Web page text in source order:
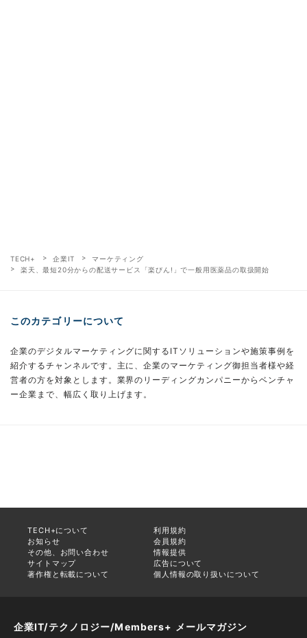
TECH+ 企業IT
マーケティング
楽天、最短20分からの配送サービス「楽びん!」で一般用医薬品の取扱開始
このカテゴリーについて
企業のデジタルマーケティングに関するITソリューションや施策事例を
紹介するチャンネルです。主に、企業のマーケティング御担当者様や経
営者の方を対象とします。業界のリーディングカンパニーからベンチャ
ー企業まで、幅広く取り上げます。
TECH+について
利用規約
お知らせ
会員規約
その他、お問い合わせ
情報提供
サイトマップ
広告について
著作権と転載について
個人情報の取り扱いについて
企業IT/テクノロジー/Members+ メールマガジン